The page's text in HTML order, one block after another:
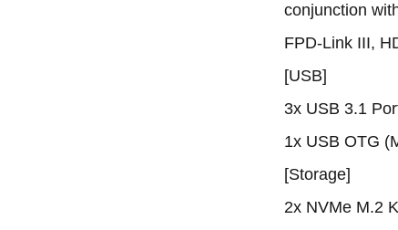
conjunction
FPD-Link III,
[USB]
3x USB 3.1
1x USB OTG
[Storage]
2x NVMe M.2